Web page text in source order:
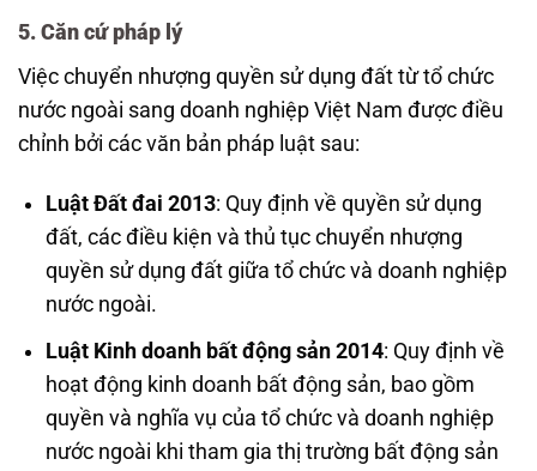
5. Căn cứ pháp lý
Việc chuyển nhượng quyền sử dụng đất từ tổ chức
nước ngoài sang doanh nghiệp Việt Nam được điều
chỉnh bởi các văn bản pháp luật sau:
Luật Đất đai 2013: Quy định về quyền sử dụng
đất, các điều kiện và thủ tục chuyển nhượng
quyền sử dụng đất giữa tổ chức và doanh nghiệp
nước ngoài.
Luật Kinh doanh bất động sản 2014: Quy định về
hoạt động kinh doanh bất động sản, bao gồm
quyền và nghĩa vụ của tổ chức và doanh nghiệp
nước ngoài khi tham gia thị trường bất động sản